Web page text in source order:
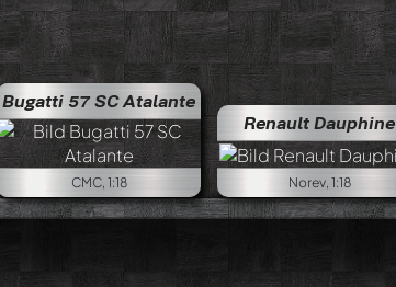
Bugatti Royale Roadster Esders
Bugatti 57 SC Atalante
CMC, 1:18
Renault Dauphine
Norev, 1:18